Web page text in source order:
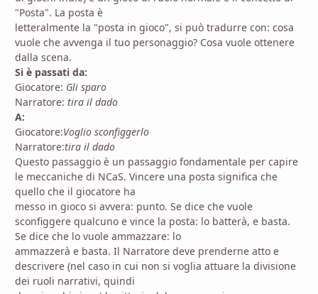
"Posta". La posta è
letteralmente la "posta in gioco", si può tradurre con: cosa
vuole che avvenga il tuo personaggio? Cosa vuole ottenere
dalla scena.
Si è passati da:
Giocatore: Gli sparo
Narratore: tira il dado
A:
Giocatore:Voglio sconfiggerlo
Narratore:tira il dado
Questo passaggio è un passaggio fondamentale per capire
le meccaniche di NCaS. Vincere una posta significa che
quello che il giocatore ha
messo in gioco si avvera: punto. Se dice che vuole
sconfiggere qualcuno e vince la posta: lo batterà, e basta.
Se dice che lo vuole ammazzare: lo
ammazzerà e basta. Il Narratore deve prenderne atto e
descrivere (nel caso in cui non si voglia attuare la divisione
dei ruoli narrativi, quindi